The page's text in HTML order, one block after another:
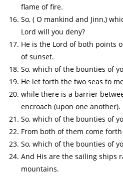
flame of fire.
So, ( O mankind and Jinn,)
Lord will you deny?
He is the Lord of both points
of sunset.
So, which of the bounties of
He let forth the two seas to
while there is a barrier
encroach (upon one another).
So, which of the bounties of
From both of them come
So, which of the bounties of
And His are the sailing ships
mountains.